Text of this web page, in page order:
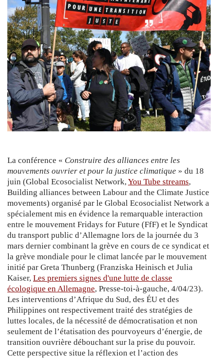
La conférence « Construire des alliances entre les
mouvements ouvrier et pour la justice climatique » du 18
juin (Global Ecosocialist Network,You Tube streams,
Building alliances between Labour and the Climate Justice
movements) organisé par le Global Ecosocialist Network a
spécialement mis en évidence la remarquable interaction
entre le mouvement Fridays for Future (FfF) et le Syndicat
du transport public d’Allemagne lors de la journée du 3
mars dernier combinant la grève en cours de ce syndicat et
la grève mondiale pour le climat lancée par le mouvement
initié par Greta Thunberg (Franziska Heinisch et Julia
Kaiser, Les premiers signes d'une lutte de classe
écologique en Allemagne, Presse-toi-à-gauche, 4/04/23).
Les interventions d’Afrique du Sud, des ÉU et des
Philippines ont respectivement traité des stratégies de
luttes locales, de la nécessité de démocratisation et non
seulement de l’étatisation des pourvoyeurs d’énergie, de
transition ouvrière débouchant sur la prise du pouvoir.
Cette perspective situe la réflexion et l’action des